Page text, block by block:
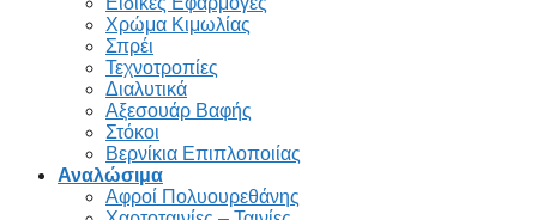
Χρώμα Κιμωλίας
Σπρέι
Τεχνοτροπίες
Διαλυτικά
Αξεσουάρ Βαφής
Στόκοι
Βερνίκια Επιπλοποιίας
Αναλώσιμα
Αφροί Πολυουρεθάνης